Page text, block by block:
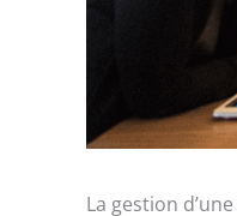
La gestion